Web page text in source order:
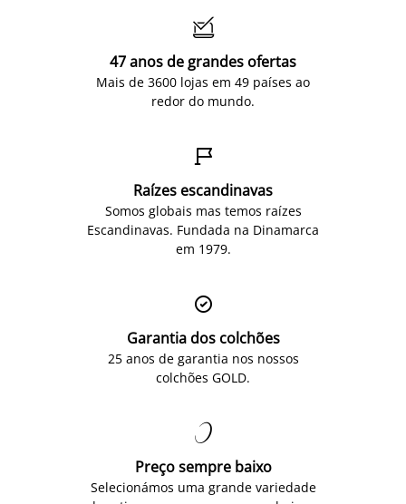

47 anos de grandes ofertas
Mais de 3600 lojas em 49 países ao
redor do mundo.

Raízes escandinavas
Somos globais mas temos raízes
Escandinavas. Fundada na Dinamarca
em 1979.

Garantia dos colchões
25 anos de garantia nos nossos
colchões GOLD.

Preço sempre baixo
Selecionámos uma grande variedade